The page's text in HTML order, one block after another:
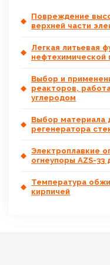
Повреждение
верхней части
Легкая литьевая
Выбор и
реакторов,
углеродом
Выбор материала
регенератора
Электроплавкие
огнеупоры AZS-33
Температура
кирпичей